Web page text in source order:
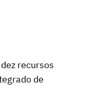
recursos
de